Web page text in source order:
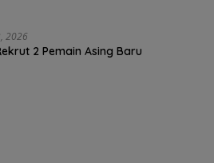
2026
2 Pemain Asing Baru